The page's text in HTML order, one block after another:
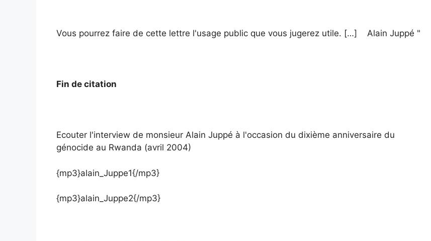
Vous pourrez faire de cette lettre l'usage public que vous jugerez utile. […] Alain Juppé "
Fin de citation
Ecouter l'interview de monsieur Alain Juppé à l'occasion du dixième anniversaire du
génocide au Rwanda (avril 2004)
{mp3}alain_Juppe1{/mp3}
{mp3}alain_Juppe2{/mp3}